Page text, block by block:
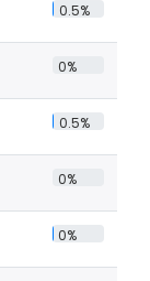
0.5%
0%
0.5%
0%
0%